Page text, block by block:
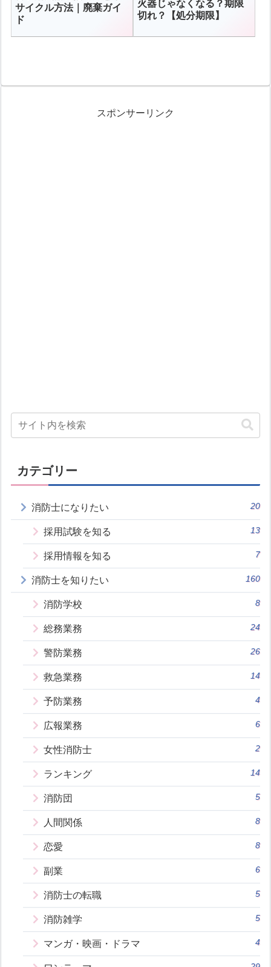
サイクル方法｜廃棄ガイ
ド
火器じゃなくなる？期限
切れ？【処分期限】
スポンサーリンク
カテゴリー
消防士になりたい 20
採用試験を知る 13
採用情報を知る 7
消防士を知りたい 160
消防学校 8
総務業務 24
警防業務 26
救急業務 14
予防業務 4
広報業務 6
女性消防士 2
ランキング 14
消防団 5
人間関係 8
恋愛 8
副業 6
消防士の転職 5
消防雑学 5
マンガ・映画・ドラマ 4